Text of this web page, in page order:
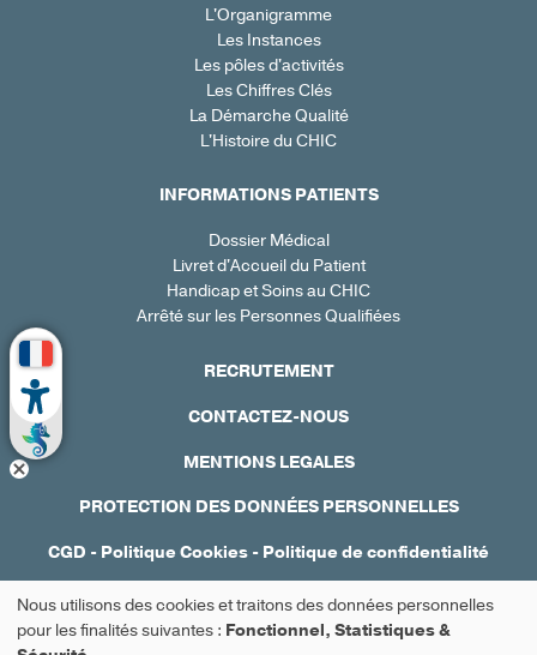
L'Organigramme
Les Instances
Les pôles d'activités
Les Chiffres Clés
La Démarche Qualité
L'Histoire du CHIC
INFORMATIONS PATIENTS
Dossier Médical
Livret d'Accueil du Patient
Handicap et Soins au CHIC
Arrêté sur les Personnes Qualifiées
RECRUTEMENT
CONTACTEZ-NOUS
MENTIONS LEGALES
PROTECTION DES DONNÉES PERSONNELLES
CGD - Politique Cookies - Politique de confidentialité
Réalisation : Ascomedia
Utilisation
Nous utilisons des cookies et traitons des données personnelles
pour les finalités suivantes : Fonctionnel, Statistiques &